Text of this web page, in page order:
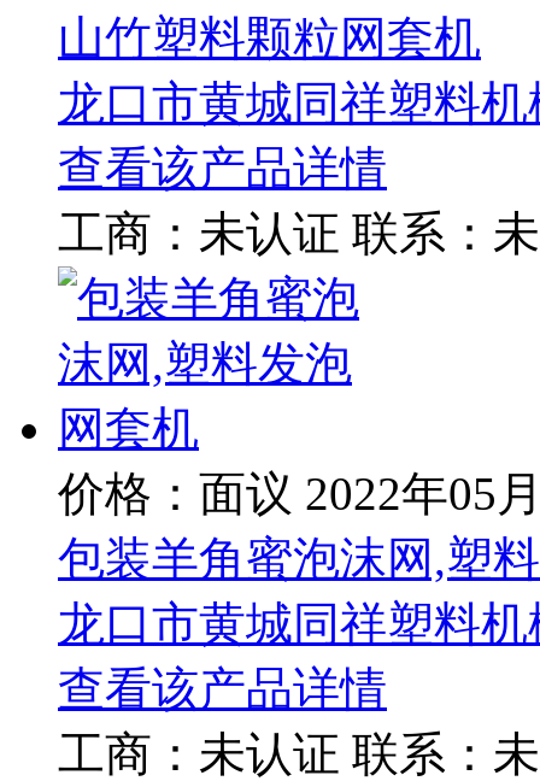
山竹塑料颗粒网套机
龙口市黄城同祥塑料机
查看该产品详情
工商： 未认证 联系：
价格：面议 2022年05
包装羊角蜜泡沫网,塑
龙口市黄城同祥塑料机
查看该产品详情
工商： 未认证 联系：